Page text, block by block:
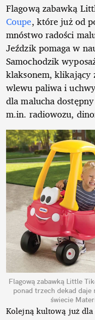
Flagową zabawką
Coupe, które już od
mnóstwo radości
Jeździk pomaga w
Samochodzik
klaksonem, klikający
wlewu paliwa i
dla malucha
m.in. radiowozu,
Flagową zabawką Little
ponad trzech dekad daje
świecie
Kolejną kultową już